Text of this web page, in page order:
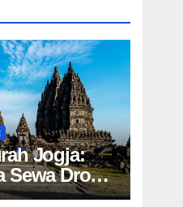
Jogja:
Sewa Drone
Terbaru!